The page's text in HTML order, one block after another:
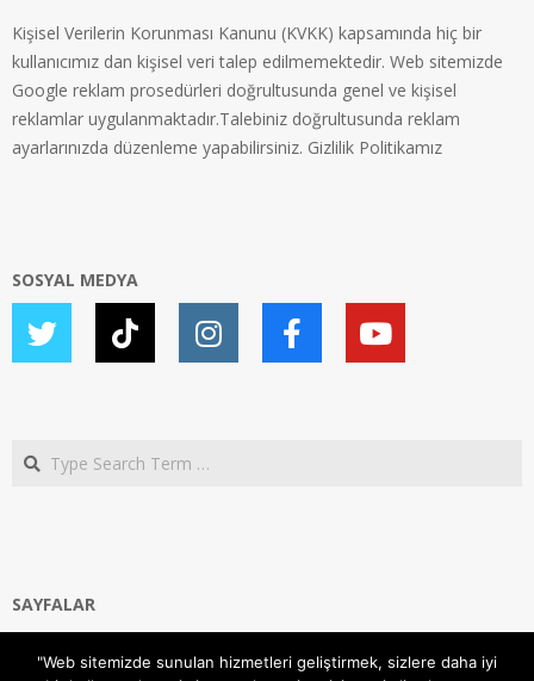
Kişisel Verilerin Korunması Kanunu (KVKK) kapsamında hiç bir
kullanıcımız dan kişisel veri talep edilmemektedir. Web sitemizde
Google reklam prosedürleri doğrultusunda genel ve kişisel
reklamlar uygulanmaktadır.Talebiniz doğrultusunda reklam
ayarlarınızda düzenleme yapabilirsiniz. Gizlilik Politikamız
SOSYAL MEDYA
Search
SAYFALAR
Gizlilik ve Çerezler (Cookies) Politikası
"Web sitemizde sunulan hizmetleri geliştirmek, sizlere daha iyi